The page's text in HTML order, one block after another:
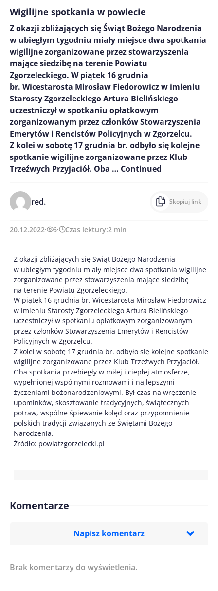
Wigilijne spotkania w powiecie
Z okazji zbliżających się Świąt Bożego Narodzenia
w ubiegłym tygodniu miały miejsce dwa spotkania
wigilijne zorganizowane przez stowarzyszenia
mające siedzibę na terenie Powiatu
Zgorzeleckiego. W piątek 16 grudnia
br. Wicestarosta Mirosław Fiedorowicz w imieniu
Starosty Zgorzeleckiego Artura Bielińskiego
uczestniczył w spotkaniu opłatkowym
zorganizowanym przez członków Stowarzyszenia
Emerytów i Rencistów Policyjnych w Zgorzelcu.
Z kolei w sobotę 17 grudnia br. odbyło się kolejne
spotkanie wigilijne zorganizowane przez Klub
Trzeźwych Przyjaciół. Oba … Continued
red. Skopiuj link
20.12.2022 6 Czas lektury:2 min
Z okazji zbliżających się Świąt Bożego Narodzenia
w ubiegłym tygodniu miały miejsce dwa spotkania wigilijne
zorganizowane przez stowarzyszenia mające siedzibę
na terenie Powiatu Zgorzeleckiego.
W piątek 16 grudnia br. Wicestarosta Mirosław Fiedorowicz
w imieniu Starosty Zgorzeleckiego Artura Bielińskiego
uczestniczył w spotkaniu opłatkowym zorganizowanym
przez członków Stowarzyszenia Emerytów i Rencistów
Policyjnych w Zgorzelcu.
Z kolei w sobotę 17 grudnia br. odbyło się kolejne spotkanie
wigilijne zorganizowane przez Klub Trzeźwych Przyjaciół.
Oba spotkania przebiegły w miłej i ciepłej atmosferze,
wypełnionej wspólnymi rozmowami i najlepszymi
życzeniami bożonarodzeniowymi. Był czas na wręczenie
upominków, skosztowanie tradycyjnych, świątecznych
potraw, wspólne śpiewanie kolęd oraz przypomnienie
polskich tradycji związanych ze Świętami Bożego
Narodzenia.
Źródło: powiatzgorzelecki.pl
Komentarze
Napisz komentarz
Imię/ Nick*
Brak komentarzy do wyświetlenia.